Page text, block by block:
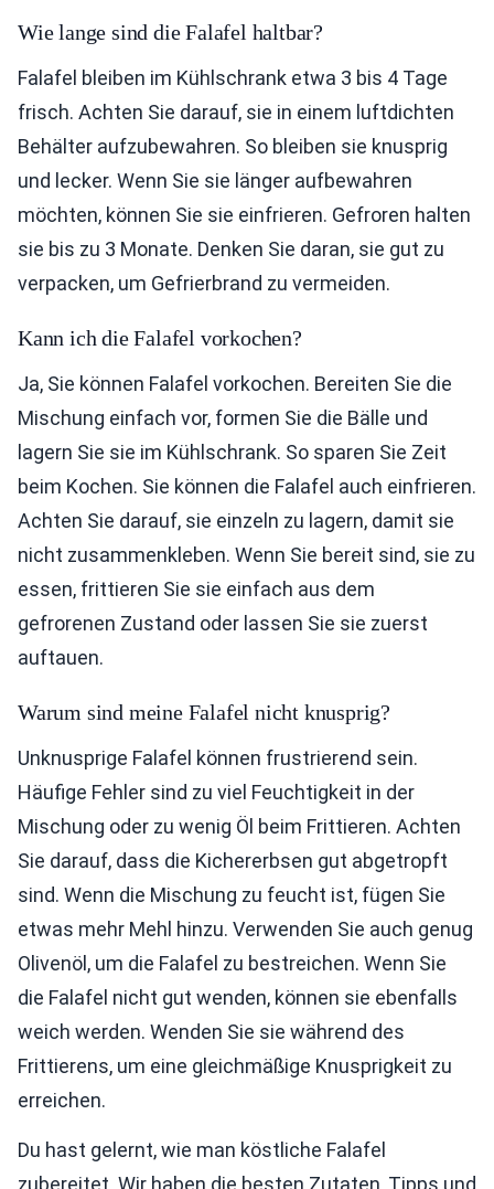
Wie lange sind die Falafel haltbar?
Falafel bleiben im Kühlschrank etwa 3 bis 4 Tage
frisch. Achten Sie darauf, sie in einem luftdichten
Behälter aufzubewahren. So bleiben sie knusprig
und lecker. Wenn Sie sie länger aufbewahren
möchten, können Sie sie einfrieren. Gefroren halten
sie bis zu 3 Monate. Denken Sie daran, sie gut zu
verpacken, um Gefrierbrand zu vermeiden.
Kann ich die Falafel vorkochen?
Ja, Sie können Falafel vorkochen. Bereiten Sie die
Mischung einfach vor, formen Sie die Bälle und
lagern Sie sie im Kühlschrank. So sparen Sie Zeit
beim Kochen. Sie können die Falafel auch einfrieren.
Achten Sie darauf, sie einzeln zu lagern, damit sie
nicht zusammenkleben. Wenn Sie bereit sind, sie zu
essen, frittieren Sie sie einfach aus dem
gefrorenen Zustand oder lassen Sie sie zuerst
auftauen.
Warum sind meine Falafel nicht knusprig?
Unknusprige Falafel können frustrierend sein.
Häufige Fehler sind zu viel Feuchtigkeit in der
Mischung oder zu wenig Öl beim Frittieren. Achten
Sie darauf, dass die Kichererbsen gut abgetropft
sind. Wenn die Mischung zu feucht ist, fügen Sie
etwas mehr Mehl hinzu. Verwenden Sie auch genug
Olivenöl, um die Falafel zu bestreichen. Wenn Sie
die Falafel nicht gut wenden, können sie ebenfalls
weich werden. Wenden Sie sie während des
Frittierens, um eine gleichmäßige Knusprigkeit zu
erreichen.
Du hast gelernt, wie man köstliche Falafel
zubereitet. Wir haben die besten Zutaten, Tipps und